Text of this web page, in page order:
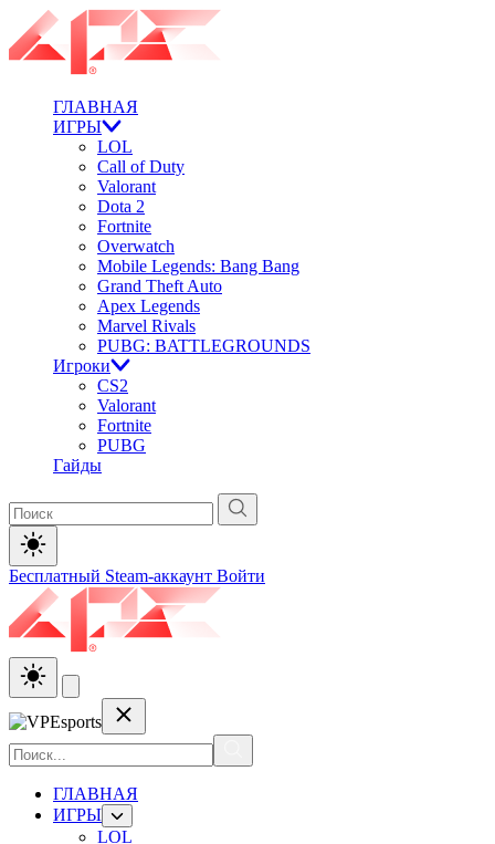
ГЛАВНАЯ
ИГРЫ
LOL
Call of Duty
Valorant
Dota 2
Fortnite
Overwatch
Mobile Legends: Bang Bang
Grand Theft Auto
Apex Legends
Marvel Rivals
PUBG: BATTLEGROUNDS
Игроки
CS2
Valorant
Fortnite
PUBG
Гайды
Бесплатный Steam-аккаунт Войти
ГЛАВНАЯ
ИГРЫ
LOL